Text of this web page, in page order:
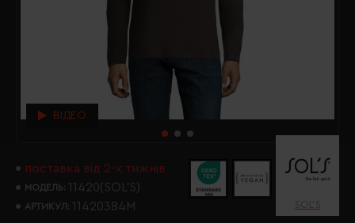
ВІДЕО
поставка від 2-х тижнів
МОДЕЛЬ: 11420(SOL’S)
АРТИКУЛ: 11420384M SOL’S